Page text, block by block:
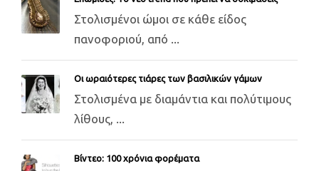
Στολισμένοι ώμοι σε κάθε είδος
πανοφοριού, από ...
Οι ωραιότερες τιάρες των βασιλικών γάμων
Στολισμένα με διαμάντια και πολύτιμους
λίθους, ...
Βίντεο: 100 χρόνια φορέματα